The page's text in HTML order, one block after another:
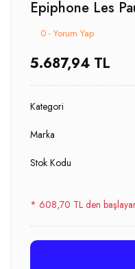
Epiphone Les
0 - Yorum Yap
5.687,94 TL
Kategori
Marka
Stok Kodu
* 608,70 TL den